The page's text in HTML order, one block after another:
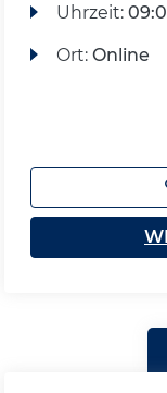
Uhrzeit:
Ort: Online